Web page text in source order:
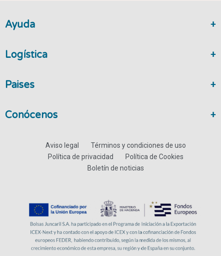
Ayuda
Logística
Paises
Conócenos
Aviso legal
Términos y condiciones de uso
Política de privacidad
Política de Cookies
Boletín de noticias